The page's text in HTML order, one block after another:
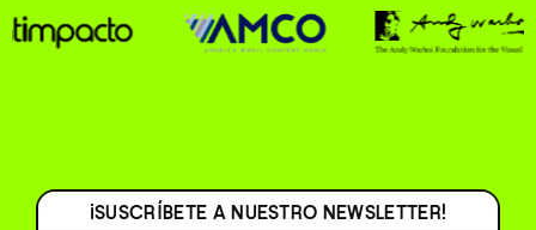
¡SUSCRÍBETE A NUESTRO NEWSLETTER!